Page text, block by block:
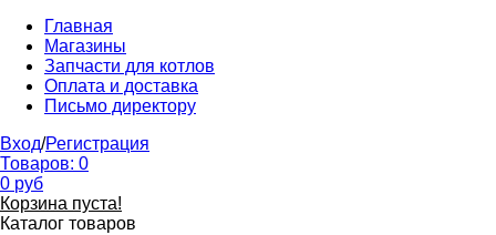
Главная
Магазины
Запчасти для котлов
Оплата и доставка
Письмо директору
Вход/Регистрация
Товаров: 0
0 руб
Корзина пуста!
Каталог товаров